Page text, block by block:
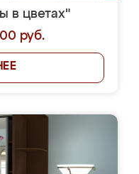
в цветах"
руб.